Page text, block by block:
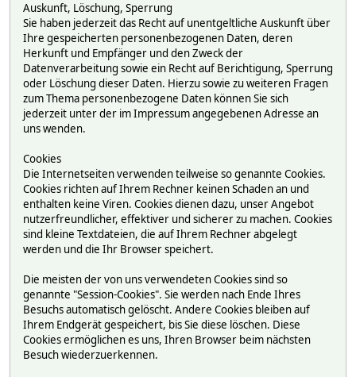
Auskunft, Löschung, Sperrung
Sie haben jederzeit das Recht auf unentgeltliche Auskunft über
Ihre gespeicherten personenbezogenen Daten, deren
Herkunft und Empfänger und den Zweck der
Datenverarbeitung sowie ein Recht auf Berichtigung, Sperrung
oder Löschung dieser Daten. Hierzu sowie zu weiteren Fragen
zum Thema personenbezogene Daten können Sie sich
jederzeit unter der im Impressum angegebenen Adresse an
uns wenden.
Cookies
Die Internetseiten verwenden teilweise so genannte Cookies.
Cookies richten auf Ihrem Rechner keinen Schaden an und
enthalten keine Viren. Cookies dienen dazu, unser Angebot
nutzerfreundlicher, effektiver und sicherer zu machen. Cookies
sind kleine Textdateien, die auf Ihrem Rechner abgelegt
werden und die Ihr Browser speichert.
Die meisten der von uns verwendeten Cookies sind so
genannte "Session-Cookies". Sie werden nach Ende Ihres
Besuchs automatisch gelöscht. Andere Cookies bleiben auf
Ihrem Endgerät gespeichert, bis Sie diese löschen. Diese
Cookies ermöglichen es uns, Ihren Browser beim nächsten
Besuch wiederzuerkennen.